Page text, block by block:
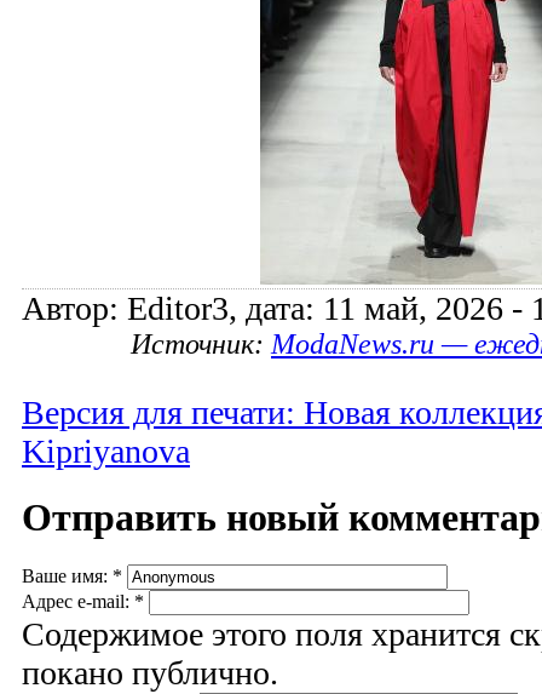
Автор: Editor3, дата: 11 май, 2026 -
Источник:ModaNews.ru —
Версия для печати: Новая
Kipriyanova
Отправить новый
Ваше имя: *
Адрес e-mail: *
Содержимое этого поля хранится
покано публично.